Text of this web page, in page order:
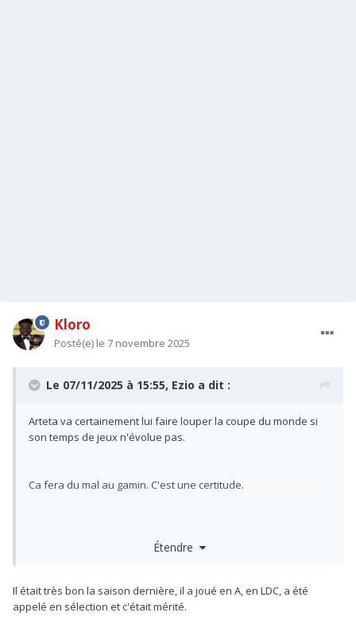
Kloro
Posté(e) le 7 novembre 2025
Le 07/11/2025 à 15:55, Ezio a dit :
Arteta va certainement lui faire louper la coupe du monde si
son temps de jeux n'évolue pas.
Ca fera du mal au gamin. C'est une certitude.
Il y a un manque de considération envers MLS qui etait un des
meilleurs joueurs la saison dernière.
Étendre
Il était très bon la saison dernière, il a joué en A, en LDC, a été
appelé en sélection et c'était mérité.